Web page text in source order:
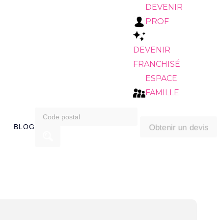
DEVENIR
PROF
DEVENIR
FRANCHISÉ
ESPACE
FAMILLE
BLOG
search
Obtenir un devis